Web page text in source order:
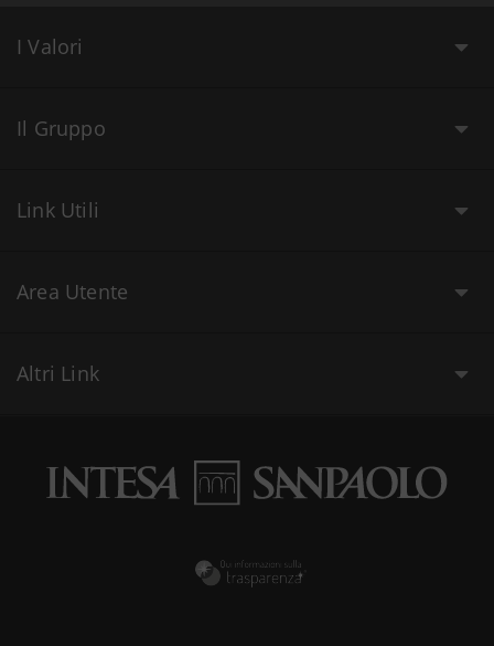
I Valori
Il Gruppo
Link Utili
Area Utente
Altri Link